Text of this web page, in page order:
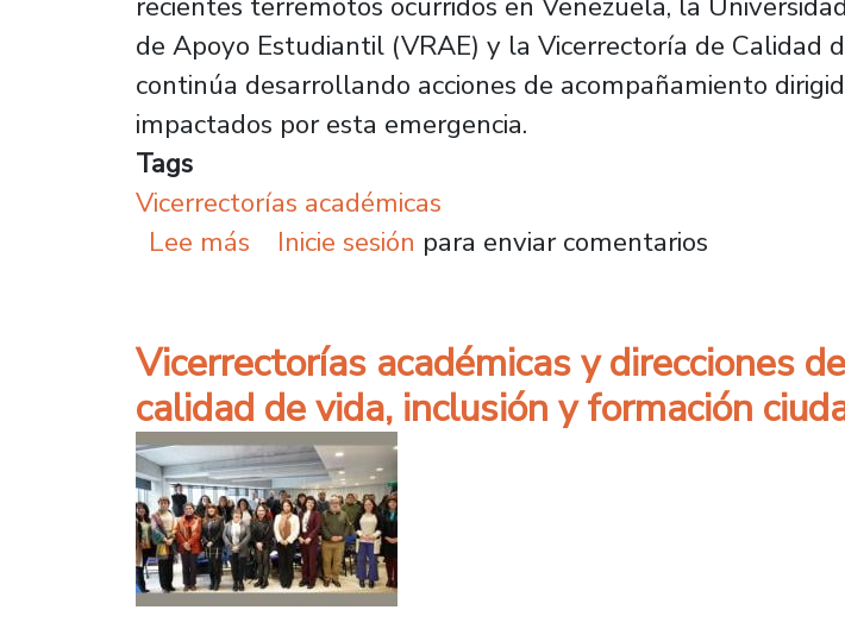
de Apoyo Estudiantil (VRAE) y la Vicerrectoría de Calidad
continúa desarrollando acciones de acompañamiento
impactados por esta emergencia.
Tags
Vicerrectorías académicas
Lee más sobre VRAE y Vicaviged coordinan apoyo a
Inicie sesión para enviar comentarios
Vicerrectorías académicas y direcciones
calidad de vida, inclusión y formación